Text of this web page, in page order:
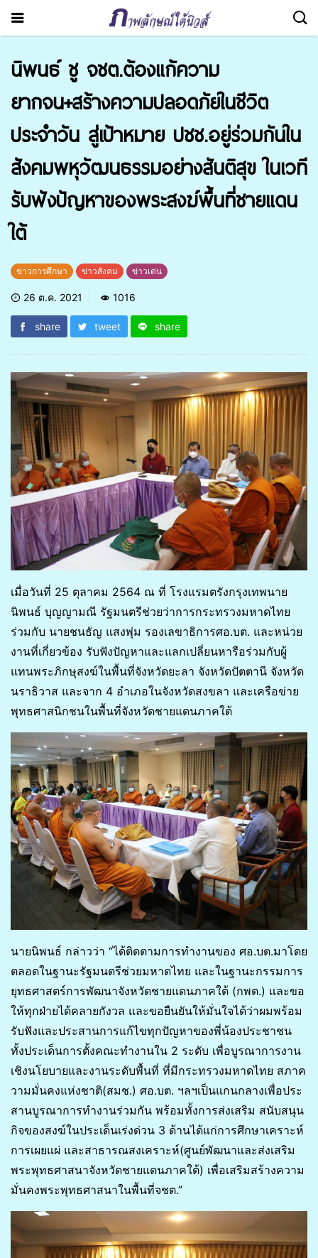
นิพนธ์ ชู จชต.ต้องแก้ความ
ยากจน+สร้างความปลอดภัยในชีวิต
ประจำวัน สู่เป้าหมาย ปชช.อยู่ร่วมกันใน
สังคมพหุวัฒนธรรมอย่างสันติสุข ในเวที
รับฟังปัญหาของพระสงฆ์พื้นที่ชายแดน
ใต้
ข่าวการศึกษา ข่าวสังคม ข่าวเด่น
26 ต.ค. 2021 1016
share tweet share
เมื่อวันที่ 25 ตุลาคม 2564 ณ ที่ โรงแรมตรังกรุงเทพนาย
นิพนธ์ บุญญามณี รัฐมนตรีช่วยว่าการกระทรวงมหาดไทย
ร่วมกับ นายชนธัญ แสงพุ่ม รองเลขาธิการศอ.บต. และหน่วย
งานที่เกี่ยวข้อง รับฟังปัญหาและแลกเปลี่ยนหารือร่วมกับผู้
แทนพระภิกษุสงฆ์ในพื้นที่จังหวัดยะลา จังหวัดปัตตานี จังหวัด
นราธิวาส และจาก 4 อำเภอในจังหวัดสงขลา และเครือข่าย
พุทธศาสนิกชนในพื้นที่จังหวัดชายแดนภาคใต้
นายนิพนธ์ กล่าวว่า “ได้ติดตามการทำงานของ ศอ.บต.มาโดย
ตลอดในฐานะรัฐมนตรีช่วยมหาดไทย และในฐานะกรรมการ
ยุทธศาสตร์การพัฒนาจังหวัดชายแดนภาคใต้ (กพต.) และขอ
ให้ทุกฝ่ายได้คลายกังวล และขอยืนยันให้มั่นใจได้ว่าผมพร้อม
รับฟังและประสานการแก้ไขทุกปัญหาของพี่น้องประชาชน
ทั้งประเด็นการตั้งคณะทำงานใน 2 ระดับ เพื่อบูรณาการงาน
เชิงนโยบายและงานระดับพื้นที่ ที่มีกระทรวงมหาดไทย สภาค
วามมั่นคงแห่งชาติ(สมช.) ศอ.บต. ฯลฯเป็นแกนกลางเพื่อประ
สานบูรณาการทำงานร่วมกัน พร้อมทั้งการส่งเสริม สนับสนุน
กิจของสงฆ์ในประเด็นเร่งด่วน 3 ด้านได้แก่การศึกษาเคราะห์
การเผยแผ่ และสาธารณสงเคราะห์(ศูนย์พัฒนาและส่งเสริม
พระพุทธศาสนาจังหวัดชายแดนภาคใต้) เพื่อเสริมสร้างความ
มั่นคงพระพุทธศาสนาในพื้นที่จชต.”